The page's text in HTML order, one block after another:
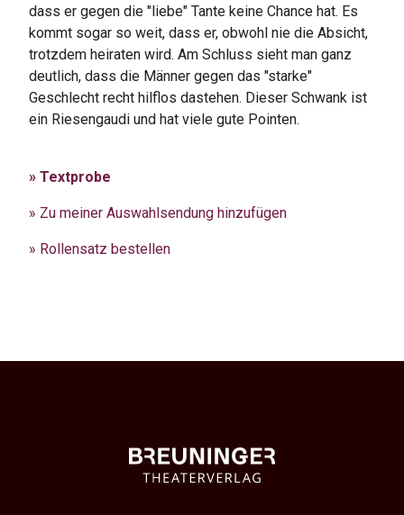
dass er gegen die "liebe" Tante keine Chance hat. Es
kommt sogar so weit, dass er, obwohl nie die Absicht,
trotzdem heiraten wird. Am Schluss sieht man ganz
deutlich, dass die Männer gegen das "starke"
Geschlecht recht hilflos dastehen. Dieser Schwank ist
ein Riesengaudi und hat viele gute Pointen.
» Textprobe
» Zu meiner Auswahlsendung hinzufügen
» Rollensatz bestellen